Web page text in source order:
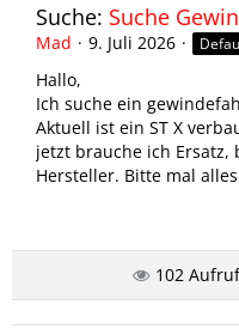
Suche: Suche
Mad 9. Juli 2026
Hallo,
Ich suche ein
Aktuell ist ein ST X
jetzt brauche ich Ersatz,
Hersteller. Bitte mal
102